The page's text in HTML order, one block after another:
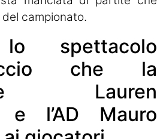
campionato.
lo spettacolo
che la
Lauren
e l’AD Mauro